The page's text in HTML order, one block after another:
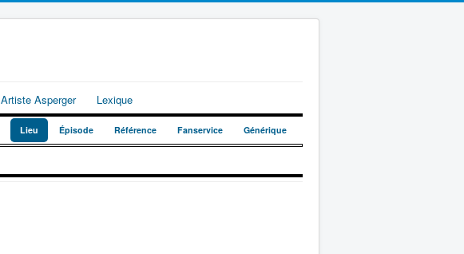
Artiste Asperger Lexique
Lieu Épisode Référence Fanservice Générique